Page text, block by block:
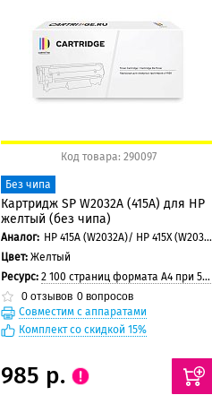
125 баллов
150 баллов
Код товара: 290097
Без чипа
Картридж SP W2032A (415A) для HP
желтый (без чипа)
Аналог:
HP 415A (W2032A)/ HP 415X (W2032X)
Цвет: Желтый
Ресурс: 2 100 страниц формата А4 при 5% заполнении страницы
0отзывов 0вопросов
Совместим с аппаратами
Комплект со скидкой 15%
985 р.